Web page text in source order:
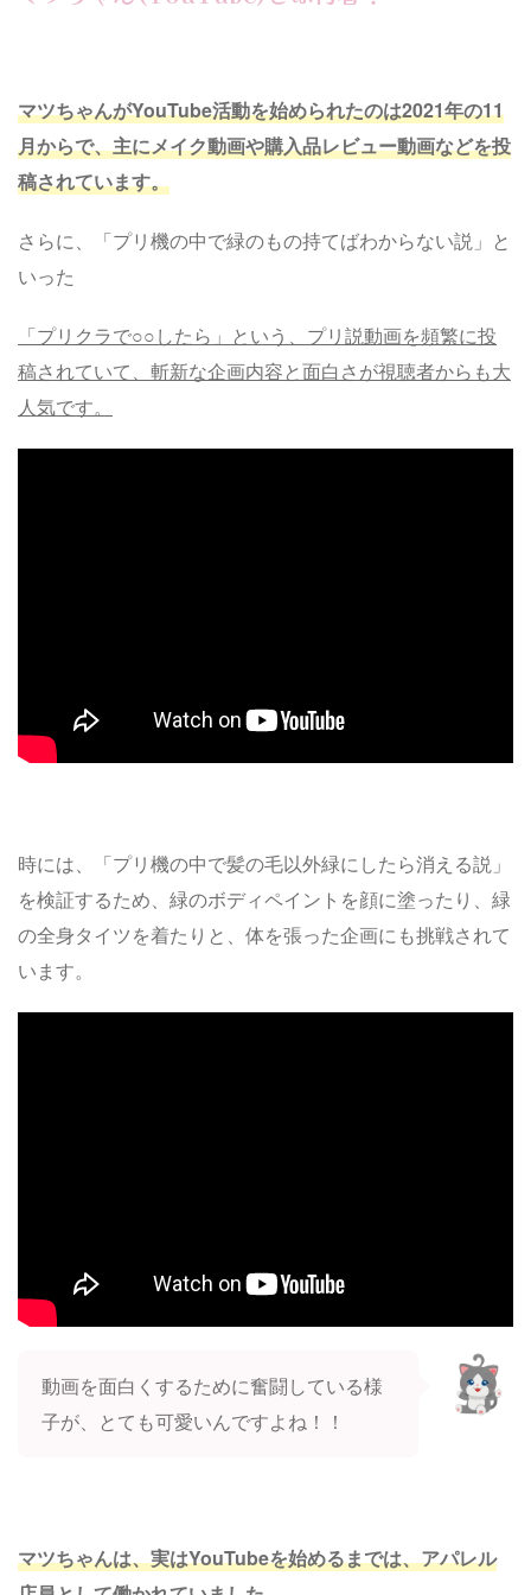
マツちゃんがYouTube活動を始められたのは2021年の11
月からで、主にメイク動画や購入品レビュー動画などを投
稿されています。
さらに、「プリ機の中で緑のもの持てばわからない説」と
いった
「プリクラで○○したら」という、プリ説動画を頻繁に投
稿されていて、斬新な企画内容と面白さが視聴者からも大
人気です。
時には、「プリ機の中で髪の毛以外緑にしたら消える説」
を検証するため、緑のボディペイントを顔に塗ったり、緑
の全身タイツを着たりと、体を張った企画にも挑戦されて
います。
動画を面白くするために奮闘している様
子が、とても可愛いんですよね！！
マツちゃんは、実はYouTubeを始めるまでは、アパレル